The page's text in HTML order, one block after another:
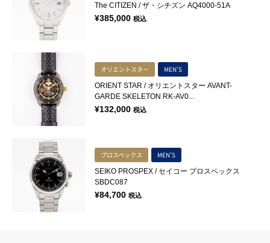
The CITIZEN / ザ・シチズン AQ4000-51A
¥385,000 税込
オリエントスター MEN'S
ORIENT STAR / オリエントスター AVANT-
GARDE SKELETON RK-AV0...
¥132,000 税込
プロスペックス MEN'S
SEIKO PROSPEX / セイコー プロスペックス
SBDC087
¥84,700 税込